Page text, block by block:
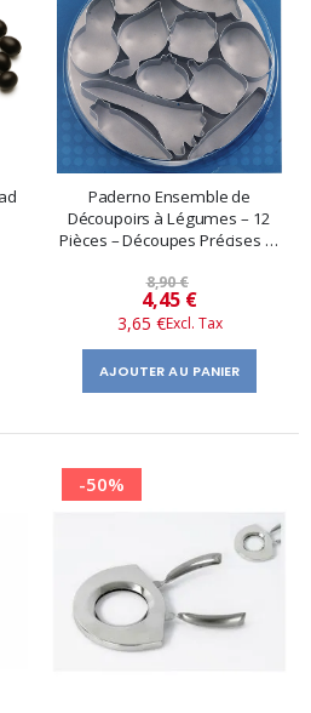
Paderno Ensemble de
Découpoirs à Légumes – 12
Pièces – Découpes Précises et
8,90 €
Prix
​​
spécial
4,45 €
3,65 €
AJOUTER AU PANIER
-50%